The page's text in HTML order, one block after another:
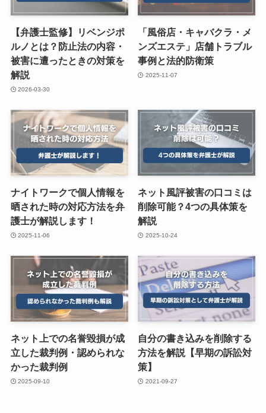
【弁護士監修】リベンジポ
ルノとは？防止法の内容・
被害に遭ったときの対策を
解説
2026-03-30
「風俗店・キャバクラ・メ
ンズエステ」店舗トラブル
事例と法的防衛策
2025-11-07
ナイトワークで個人情報を
晒された時の対応方法を弁
護士が解説します！
2025-11-06
ネット風評被害の口コミは
削除可能？4つの具体策を
解説
2025-10-24
ネット上での名誉毀損が成
立した裁判例・認められな
かった裁判例
2025-09-10
自分の書き込みを削除する
方法を解説【早期の訴訟対
策】
2021-09-27